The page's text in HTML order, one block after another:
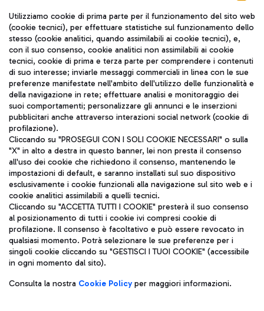
Seguici sui social
TRAVEL JOURNAL
ITA
Aeroporti di Roma S.p.A. - Società soggetta a direzione e
coordinamento di Mundys S.p.A.
Codice fiscale e Registro delle Imprese di Roma 13032990155 P.
IVA 06572251004
Capitale sociale 62.224.743,00 int. vers.
Sede legale: Via Pier Paolo Racchetti 1 - 00054 Fiumicino (RM)
telefono +39 06 65951
Privacy policy
Note legali
Utilizziamo cookie di prima parte per il funzionamento del sito web
(cookie tecnici), per effettuare statistiche sul funzionamento dello
stesso (cookie analitici, quando assimilabili ai cookie tecnici), e,
con il suo consenso, cookie analitici non assimilabili ai cookie
tecnici, cookie di prima e terza parte per comprendere i contenuti
di suo interesse; inviarle messaggi commerciali in linea con le sue
preferenze manifestate nell'ambito dell'utilizzo delle funzionalità e
della navigazione in rete; effettuare analisi e monitoraggio dei
suoi comportamenti; personalizzare gli annunci e le inserzioni
pubblicitari anche attraverso interazioni social network (cookie di
profilazione).
Cliccando su "PROSEGUI CON I SOLI COOKIE NECESSARI" o sulla
"X" in alto a destra in questo banner, lei non presta il consenso
all'uso dei cookie che richiedono il consenso, mantenendo le
impostazioni di default, e saranno installati sul suo dispositivo
esclusivamente i cookie funzionali alla navigazione sul sito web e i
cookie analitici assimilabili a quelli tecnici.
Cliccando su "ACCETTA TUTTI I COOKIE" presterà il suo consenso
al posizionamento di tutti i cookie ivi compresi cookie di
profilazione. Il consenso è facoltativo e può essere revocato in
qualsiasi momento. Potrà selezionare le sue preferenze per i
singoli cookie cliccando su "GESTISCI I TUOI COOKIE" (accessibile
in ogni momento dal sito).
Consulta la nostra Cookie Policyper maggiori informazioni.